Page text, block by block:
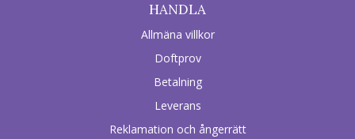
HANDLA
Allmäna villkor
Doftprov
Betalning
Leverans
Reklamation och ångerrätt